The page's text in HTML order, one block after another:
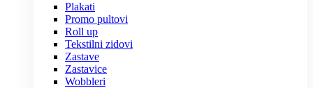
Plakati
Promo pultovi
Roll up
Tekstilni zidovi
Zastave
Zastavice
Wobbleri